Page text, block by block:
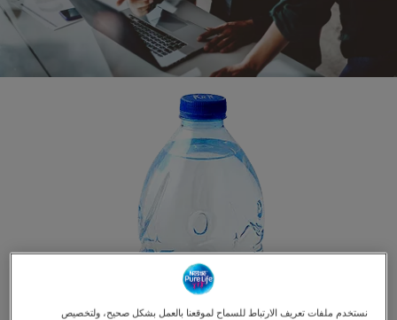
نستخدم ملفات تعريف الارتباط للسماح لموقعنا بالعمل بشكل صحيح، ولتخصيص